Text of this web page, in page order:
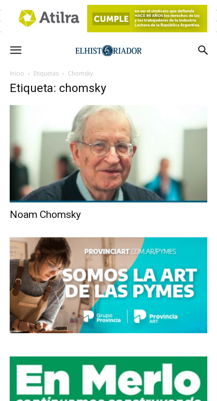
Inicio Etiquetas Chomsky
Etiqueta: chomsky
Noam Chomsky